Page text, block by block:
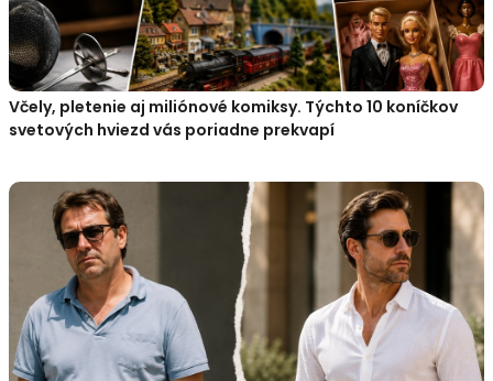
Včely, pletenie aj miliónové komiksy. Týchto 10 koníčkov
svetových hviezd vás poriadne prekvapí